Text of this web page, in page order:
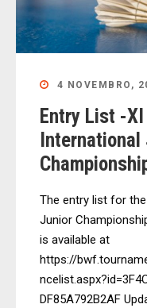
4 NOVEMBRO,
Entry List -
The entry list for
Junior
is available at
https://
DF85A792B2AF